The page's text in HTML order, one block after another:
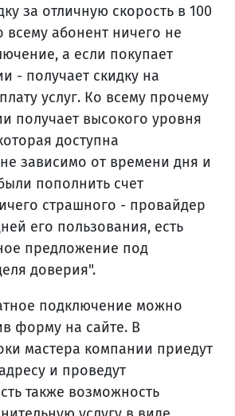
за отличную скорость в 100
абонент ничего не
а если покупает
- получает скидку на
услуг. Ко всему прочему
получает высокого уровня
доступна
зависимо от времени дня и
пополнить счет
страшного - провайдер
его пользования, есть
предложение под
доверия".
подключение можно
форму на сайте. В
мастера компании приедут
и проведут
также возможность